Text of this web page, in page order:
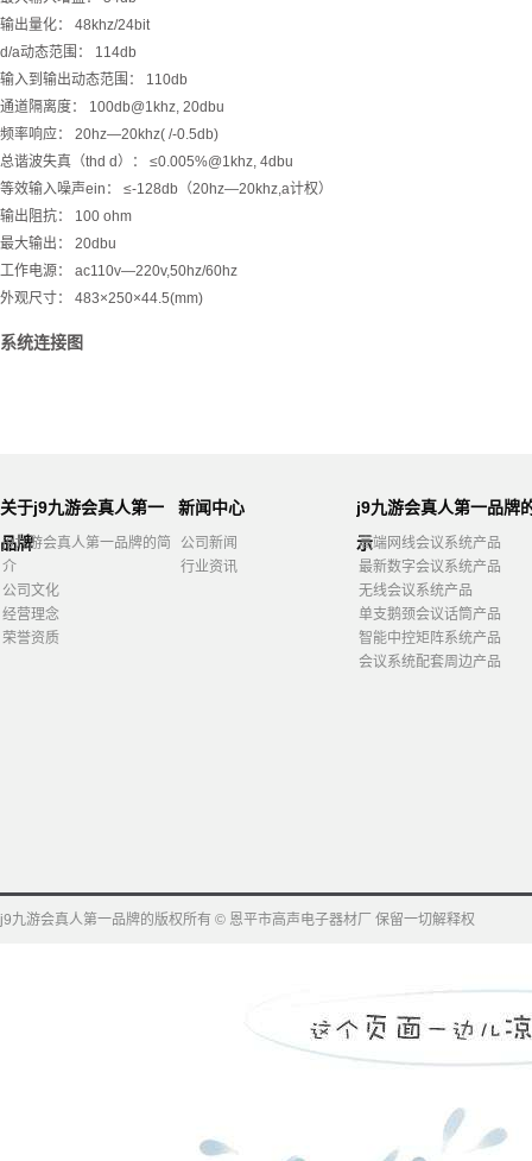
输出量化： 48khz/24bit
d/a动态范围： 114db
输入到输出动态范围： 110db
通道隔离度： 100db@1khz, 20dbu
频率响应： 20hz—20khz( /-0.5db)
总谐波失真（thd d）： ≤0.005%@1khz, 4dbu
等效输入噪声ein： ≤-128db（20hz—20khz,a计权）
输出阻抗： 100 ohm
最大输出： 20dbu
工作电源： ac110v—220v,50hz/60hz
外观尺寸： 483×250×44.5(mm)
系统连接图
关于j9九游会真人第一
品牌
j9九游会真人第一品牌的简
介
公司文化
经营理念
荣誉资质
新闻中心
公司新闻
行业资讯
j9九游会真人第一品牌
示
高端网线会议系统产品
最新数字会议系统产品
无线会议系统产品
单支鹅颈会议话筒产品
智能中控矩阵系统产品
会议系统配套周边产品
j9九游会真人第一品牌的版权所有 © 恩平市高声电子器材厂 保留一切解释权